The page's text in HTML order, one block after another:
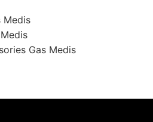
Medis
Gas Medis